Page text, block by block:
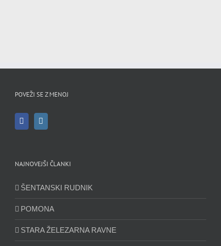
POVEŽI SE Z MENOJ
NAJNOVEJŠI ČLANKI
ŠENTANSKI RUDNIK
POMONA
STARA ŽELEZARNA RAVNE